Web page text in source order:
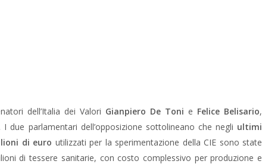
dell’Italia dei Valori Gianpiero De Toni e Felice Belisario,
I due parlamentari dell’opposizione sottolineano che negli ultimi
di euro utilizzati per la sperimentazione della CIE sono state
di tessere sanitarie, con costo complessivo per produzione e